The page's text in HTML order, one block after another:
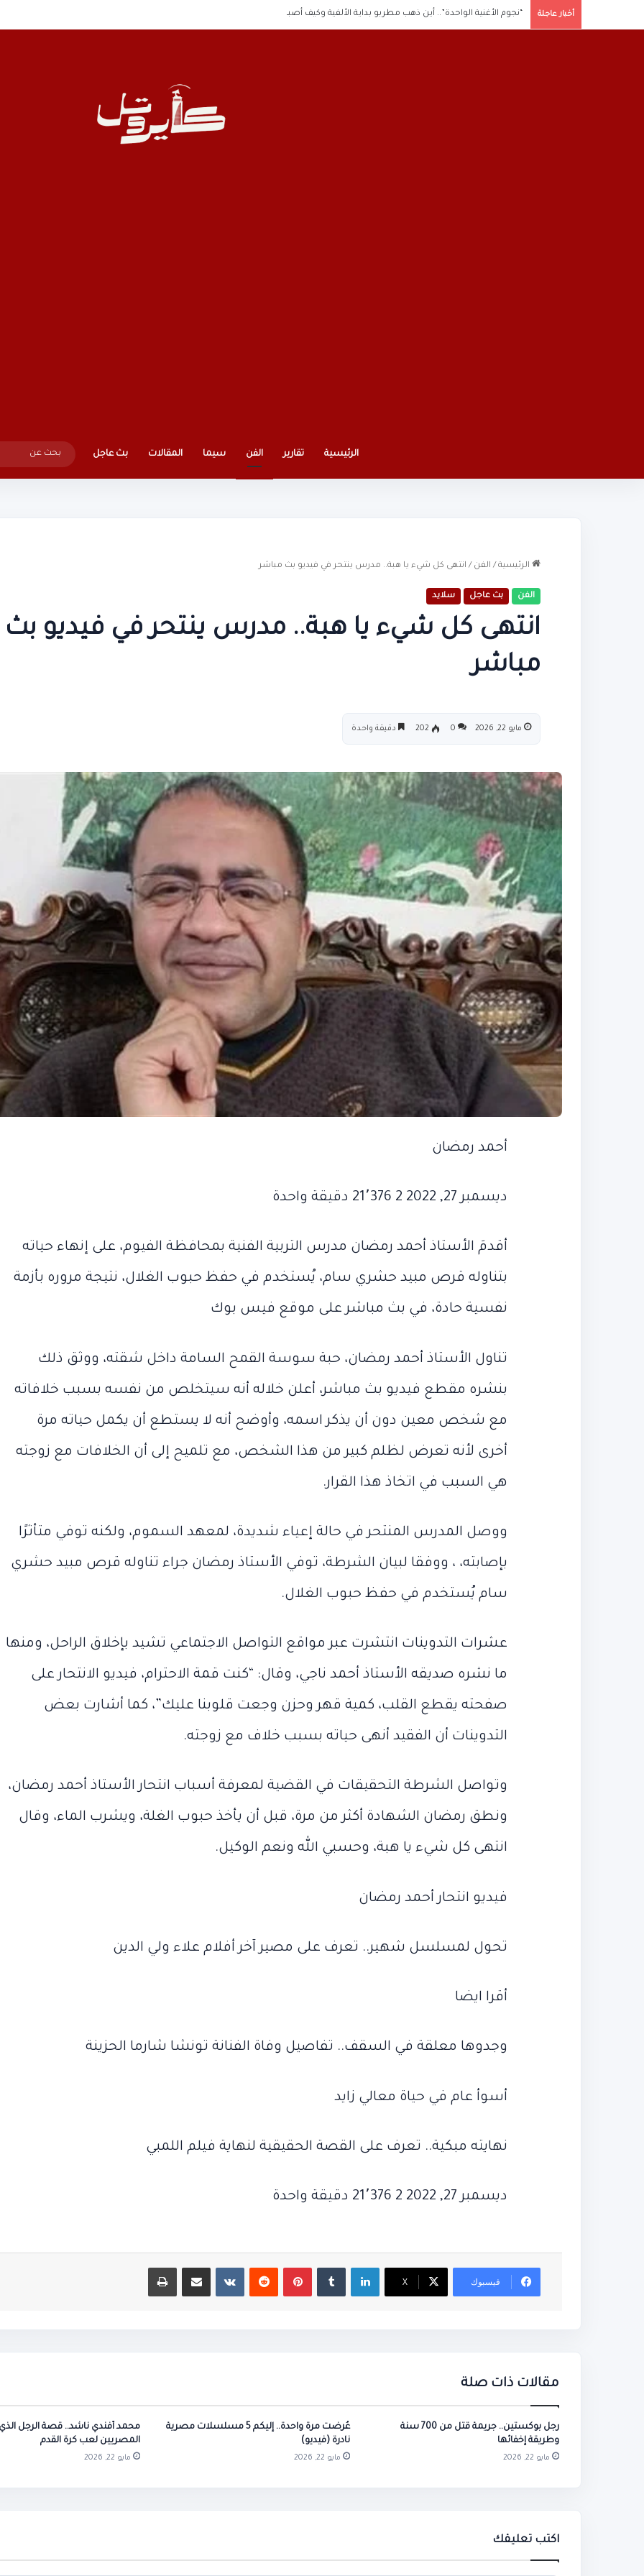
أخبار عاجلة “نجوم الأغنية الواحدة”.. أين ذهب مطربو بداية الألفية وكيف أصبحوا الآن
الرئيسية تقارير الفن سيما المقالات بث عاجل
الرئيسية / الفن / انتهى كل شيء يا هبة.. مدرس ينتحر في فيديو بث مباشر
الفن بث عاجل سلايد
انتهى كل شيء يا هبة.. مدرس ينتحر في فيديو بث
مباشر
مايو 22, 2026 0
202 دقيقة واحدة
أحمد رمضان
ديسمبر 27, 2022 2 21٬376 دقيقة واحدة
أقدمَ الأستاذ أحمد رمضان مدرس التربية الفنية بمحافظة الفيوم، على إنهاء حياته
بتناوله قرص مبيد حشري سام، يُستخدم في حفظ حبوب الغلال، نتيجة مروره بأزمة
نفسية حادة، في بث مباشر على موقع فيس بوك
تناول الأستاذ أحمد رمضان، حبة سوسة القمح السامة داخل شقته، ووثق ذلك
بنشره مقطع فيديو بث مباشر، أعلن خلاله أنه سيتخلص من نفسه بسبب خلافاته
مع شخص معين دون أن يذكر اسمه، وأوضح أنه لا يستطع أن يكمل حياته مرة
أخرى لأنه تعرض لظلم كبير من هذا الشخص، مع تلميح إلى أن الخلافات مع زوجته
هي السبب في اتخاذ هذا القرار.
ووصل المدرس المنتحر في حالة إعياء شديدة، لمعهد السموم، ولكنه توفي متأثرًا
بإصابته، ، ووفقا لبيان الشرطة، توفي الأستاذ رمضان جراء تناوله قرص مبيد حشري
سام يُستخدم في حفظ حبوب الغلال.
عشرات التدوينات انتشرت عبر مواقع التواصل الاجتماعي تشيد بإخلاق الراحل، ومنها
ما نشره صديقه الأستاذ أحمد ناجي، وقال: “كنت قمة الاحترام، فيديو الانتحار على
صفحته يقطع القلب، كمية قهر وحزن وجعت قلوبنا عليك”، كما أشارت بعض
التدوينات أن الفقيد أنهى حياته بسبب خلاف مع زوجته.
وتواصل الشرطة التحقيقات في القضية لمعرفة أسباب انتحار الأستاذ أحمد رمضان،
ونطق رمضان الشهادة أكثر من مرة، قبل أن يأخذ حبوب الغلة، ويشرب الماء، وقال
انتهى كل شيء يا هبة، وحسبي الله ونعم الوكيل.
فيديو انتحار أحمد رمضان
تحول لمسلسل شهير.. تعرف على مصير آخر أفلام علاء ولي الدين
أقرا ايضا
وجدوها معلقة في السقف.. تفاصيل وفاة الفنانة تونشا شارما الحزينة
أسوأ عام في حياة معالي زايد
نهايته مبكية.. تعرف على القصة الحقيقية لنهاية فيلم اللمبي
ديسمبر 27, 2022 2 21٬376 دقيقة واحدة
فيسبوك ‫X
لينكدإن بينتيريست مشاركة عبر البريد طباعة
مقالات ذات صلة
رجل بوكستين.. جريمة قتل من 700 سنة
وطريقة إخفائها
مايو 22, 2026
عُرضت مرة واحدة.. إليكم 5 مسلسلات مصرية
نادرة (فيديو)
مايو 22, 2026
محمد أفندي ناشد.. قصة الرجل
المصريين لعب كرة القدم
مايو 22, 2026
اكتب تعليقك
لكأس العالم.. 10
أرقام قياسية بعد
مباراة النمسا
العربي”…
دماء
الرئيس
مبارك
بورسعيد
“ليلة مقتل أبو
العربي”… دماء
الرئيس مبارك في
شوارع بورسعيد
أختها
أمامه”..
حكاية
الليثي
أمامه”.. حكاية
خناقة مديحة
الحاج الليثي
الأغنية
الواحدة”..
ذهب
أصبحوا
ذهب
بداية
الآن